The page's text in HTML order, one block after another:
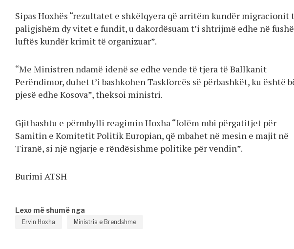
Sipas Hoxhës “rezultatet e shkëlqyera që arritëm kundër migracionit
paligjshëm dy vitet e fundit, u dakordësuam t’i shtrijmë edhe në
luftës kundër krimit të organizuar”.
“Me Ministren ndamë idenë se edhe vende të tjera të Ballkanit
Perëndimor, duhet t’i bashkohen Taskforcës së përbashkët, ku është
pjesë edhe Kosova”, theksoi ministri.
Gjithashtu e përmbylli reagimin Hoxha “folëm mbi përgatitjet për
Samitin e Komitetit Politik Europian, që mbahet në mesin e majit në
Tiranë, si një ngjarje e rëndësishme politike për vendin”.
Burimi ATSH
Lexo më shumë nga
Ervin Hoxha Ministria e Brendshme